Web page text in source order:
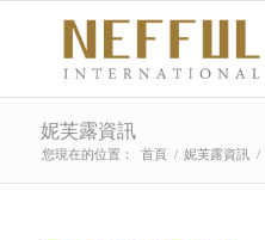
妮芙露資訊
您現在的位置： 首頁 / 妮芙露資訊 /